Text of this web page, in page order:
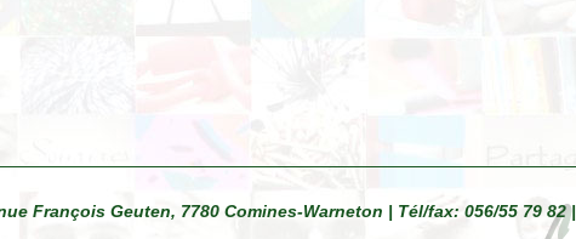
François Geuten, 7780 Comines-Warneton | Tél/fax: 056/55 79 82 |